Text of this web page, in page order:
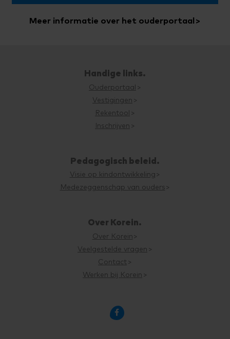
Meer informatie over het ouderportaal
Handige links.
Ouderportaal
Vestigingen
Rekentool
Inschrijven
Pedagogisch beleid.
Visie op kindontwikkeling
Medezeggenschap van ouders
Over Korein.
Over Korein
Veelgestelde vragen
Contact
Werken bij Korein
